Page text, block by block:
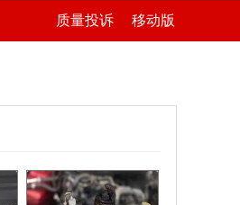
质量投诉 移动版